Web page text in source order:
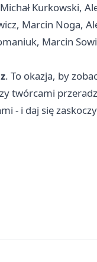
Kurkowski,
Marcin Noga,
Marcin
. To okazja, by
twórcami
- i daj się